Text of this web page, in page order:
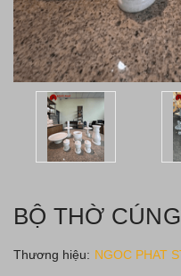
BỘ THỜ CÚNG
Thương hiệu: NGOC PHAT